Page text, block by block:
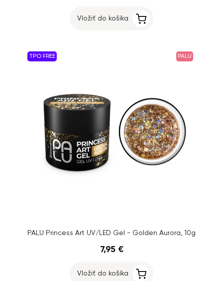
Vložiť do košíka
TPO FREE PALU
PALU Princess Art UV/LED Gel - Golden Aurora, 10g
7,95 €
Vložiť do košíka